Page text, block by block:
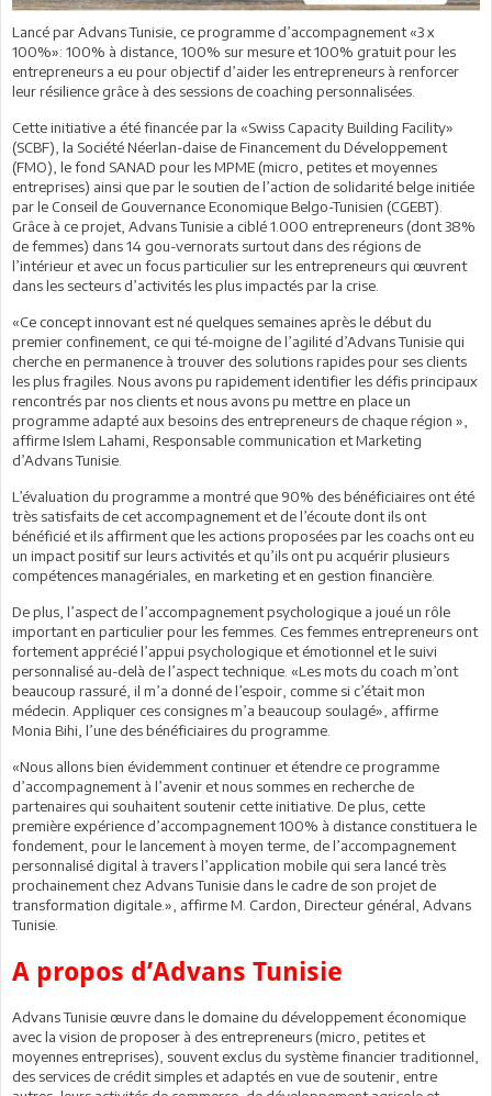
Lancé par Advans Tunisie, ce programme d’accompagnement «3 x
100%»: 100% à distance, 100% sur mesure et 100% gratuit pour les
entrepreneurs a eu pour objectif d’aider les entrepreneurs à renforcer
leur résilience grâce à des sessions de coaching personnalisées.
Cette initiative a été financée par la «Swiss Capacity Building Facility»
(SCBF), la Société Néerlan-daise de Financement du Développement
(FMO), le fond SANAD pour les MPME (micro, petites et moyennes
entreprises) ainsi que par le soutien de l’action de solidarité belge initiée
par le Conseil de Gouvernance Economique Belgo-Tunisien (CGEBT).
Grâce à ce projet, Advans Tunisie a ciblé 1.000 entrepreneurs (dont 38%
de femmes) dans 14 gou-vernorats surtout dans des régions de
l’intérieur et avec un focus particulier sur les entrepreneurs qui œuvrent
dans les secteurs d’activités les plus impactés par la crise.
«Ce concept innovant est né quelques semaines après le début du
premier confinement, ce qui té-moigne de l’agilité d’Advans Tunisie qui
cherche en permanence à trouver des solutions rapides pour ses clients
les plus fragiles. Nous avons pu rapidement identifier les défis principaux
rencontrés par nos clients et nous avons pu mettre en place un
programme adapté aux besoins des entrepreneurs de chaque région »,
affirme Islem Lahami, Responsable communication et Marketing
d’Advans Tunisie.
L’évaluation du programme a montré que 90% des bénéficiaires ont été
très satisfaits de cet accompagnement et de l’écoute dont ils ont
bénéficié et ils affirment que les actions proposées par les coachs ont eu
un impact positif sur leurs activités et qu’ils ont pu acquérir plusieurs
compétences managériales, en marketing et en gestion financière.
De plus, l’aspect de l’accompagnement psychologique a joué un rôle
important en particulier pour les femmes. Ces femmes entrepreneurs ont
fortement apprécié l’appui psychologique et émotionnel et le suivi
personnalisé au-delà de l’aspect technique. «Les mots du coach m’ont
beaucoup rassuré, il m’a donné de l’espoir, comme si c’était mon
médecin. Appliquer ces consignes m’a beaucoup soulagé», affirme
Monia Bihi, l’une des bénéficiaires du programme.
«Nous allons bien évidemment continuer et étendre ce programme
d’accompagnement à l’avenir et nous sommes en recherche de
partenaires qui souhaitent soutenir cette initiative. De plus, cette
première expérience d’accompagnement 100% à distance constituera le
fondement, pour le lancement à moyen terme, de l’accompagnement
personnalisé digital à travers l’application mobile qui sera lancé très
prochainement chez Advans Tunisie dans le cadre de son projet de
transformation digitale.», affirme M. Cardon, Directeur général, Advans
Tunisie.
A propos d’Advans Tunisie
Advans Tunisie œuvre dans le domaine du développement économique
avec la vision de proposer à des entrepreneurs (micro, petites et
moyennes entreprises), souvent exclus du système financier traditionnel,
des services de crédit simples et adaptés en vue de soutenir, entre